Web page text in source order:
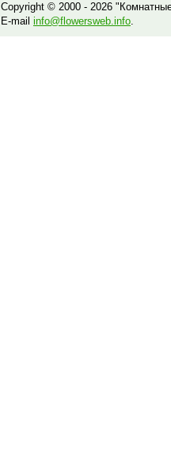
Copyright © 2000 - 2026
E-mail info@flowersweb.info.